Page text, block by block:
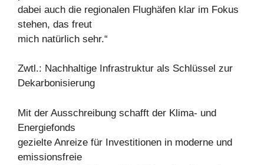
dabei auch die regionalen Flughäfen klar im Fokus
stehen, das freut
mich natürlich sehr.“
Zwtl.: Nachhaltige Infrastruktur als Schlüssel zur
Dekarbonisierung
Mit der Ausschreibung schafft der Klima- und
Energiefonds
gezielte Anreize für Investitionen in moderne und
emissionsfreie